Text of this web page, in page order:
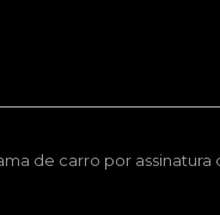
de carro por assinatura